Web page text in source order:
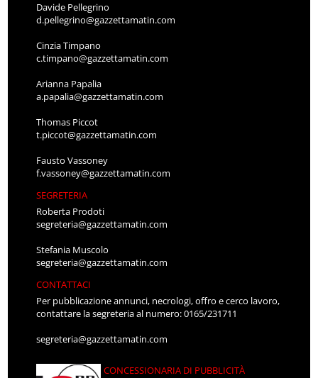
Davide Pellegrino
d.pellegrino@gazzettamatin.com
Cinzia Timpano
c.timpano@gazzettamatin.com
Arianna Papalia
a.papalia@gazzettamatin.com
Thomas Piccot
t.piccot@gazzettamatin.com
Fausto Vassoney
f.vassoney@gazzettamatin.com
SEGRETERIA
Roberta Prodoti
segreteria@gazzettamatin.com
Stefania Muscolo
segreteria@gazzettamatin.com
CONTATTACI
Per pubblicazione annunci, necrologi, offro e cerco lavoro,
contattare la segreteria al numero: 0165/231711
segreteria@gazzettamatin.com
CONCESSIONARIA DI PUBBLICITÀ